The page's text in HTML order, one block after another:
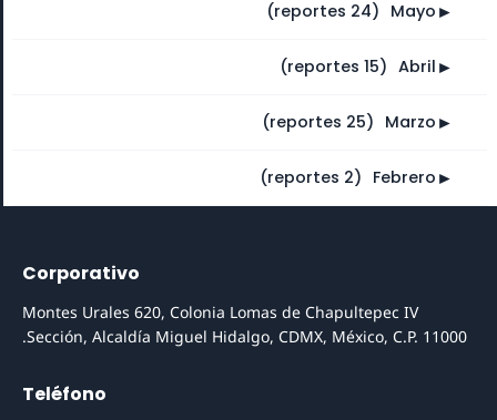
►
Mayo
(24 reportes)
►
Abril
⠀
(15 reportes)
►
Marzo
(25 reportes)
►
Febrero
(2 reportes)
Corporativo
Montes Urales 620, Colonia Lomas de Chapultepec IV
Sección, Alcaldía Miguel Hidalgo, CDMX, México, C.P. 11000.
Teléfono